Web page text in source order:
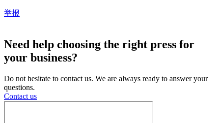
举报
Need help choosing the right press for
your business?
Do not hesitate to contact us. We are always ready to answer your
questions.
Contact us